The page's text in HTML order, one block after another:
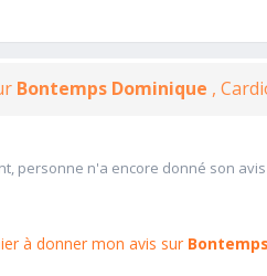
Bontemps Dominique ,
personne n'a encore donné son
à donner mon avis sur